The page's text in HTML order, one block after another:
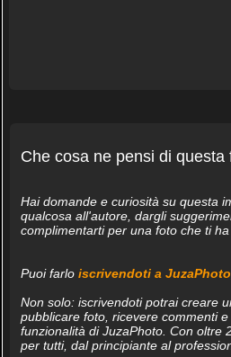
Che cosa ne pensi di questa
Hai domande e curiosità su questa
qualcosa all'autore, dargli
complimentarti per una foto che ti
Puoi farlo iscrivendoti a JuzaPhoto
Non solo: iscrivendoti potrai creare
pubblicare foto, ricevere commenti
funzionalità di JuzaPhoto. Con oltre
per tutti, dal principiante al